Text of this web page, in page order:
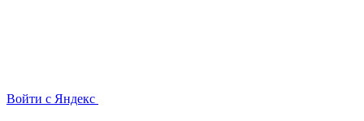
Войти с Яндекс